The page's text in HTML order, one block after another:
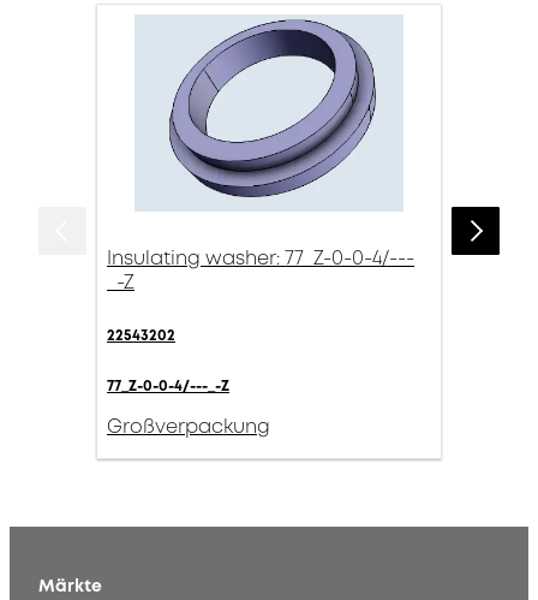
Insulating washer: 77_Z-0-0-4/---
_-Z
22543202
77_Z-0-0-4/---_-Z
Großverpackung
Märkte